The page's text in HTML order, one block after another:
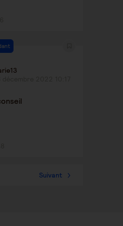
Suivant